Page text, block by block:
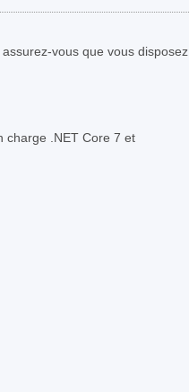
vous que vous disposez
charge .NET Core 7 et